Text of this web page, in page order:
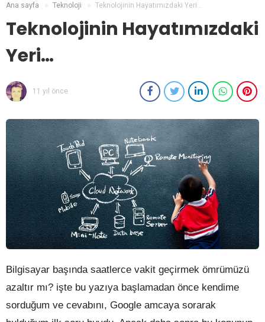
Ana sayfa Teknoloji Teknolojinin Hayatımızdaki Yeri…
Teknolojinin Hayatımızdaki
Yeri…
11 yıl önce
Bilgisayar başında saatlerce vakit geçirmek ömrümüzü
azaltır mı? işte bu yazıya başlamadan önce kendime
sorduğum ve cevabını, Google amcaya sorarak